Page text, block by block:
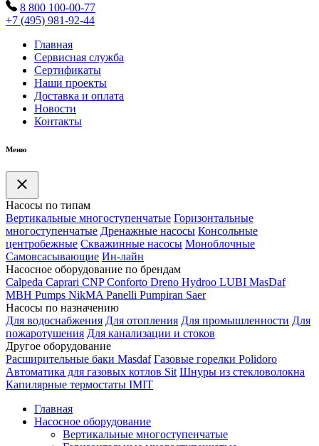
8 800 100-00-77
+7 (495) 981-92-44
Главная
Сервисная служба
Сертификаты
Наши проекты
Доставка и оплата
Новости
Контакты
Меню
Насосы по типам
Вертикальные многоступенчатые Горизонтальные
многоступенчатые Дренажные насосы Консольные
центробежные Скважинные насосы Моноблочные
Самовсасывающие Ин-лайн
Насосное оборудование по брендам
Calpeda Caprari CNP Conforto Dreno Hydroo LUBI MasDaf
MBH Pumps NikMA Panelli Pumpiran Saer
Насосы по назначению
Для водоснабжения Для отопления Для промышленности Для
пожаротушения Для канализации и стоков
Другое оборудование
Расширительные баки Masdaf Газовые горелки Polidoro
Автоматика для газовых котлов Sit Шнуры из стекловолокна
Капилярные термостаты IMIT
Главная
Насосное оборудование
Вертикальные многоступенчатые